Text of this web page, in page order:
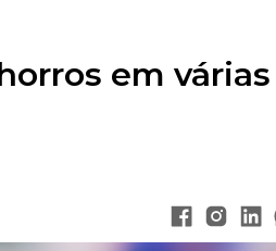
em várias